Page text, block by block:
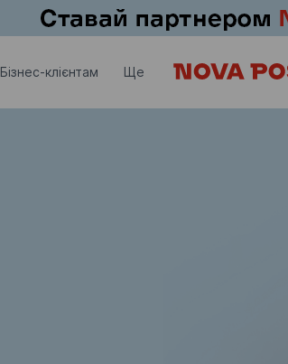
Бізнес-клієнтам Ще